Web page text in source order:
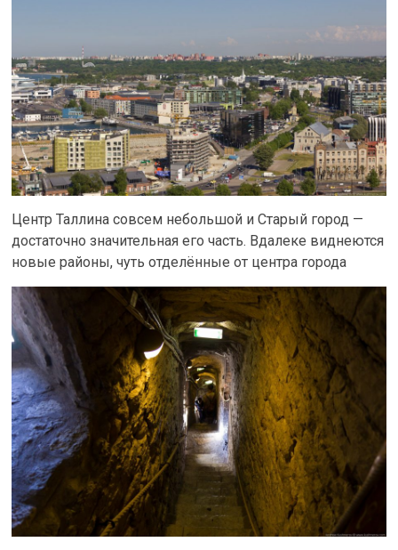
Центр Таллина совсем небольшой и Старый город —
достаточно значительная его часть. Вдалеке виднеются
новые районы, чуть отделённые от центра города